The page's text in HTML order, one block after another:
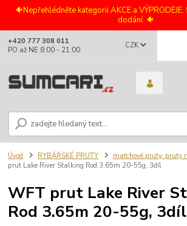
🐠Nepřehlédněte kategorii AKCE a
dodání. 🐠
CZK
+420 777 308 011
PO až NE 8:00 - 21:00
Úvod RYBÁŘSKÉ PRUTY matchové pruty, pruty
prut Lake River Stalking Rod 3.65m 20-55g, 3díl
WFT prut Lake River
Rod 3.65m 20-55g, 3díl